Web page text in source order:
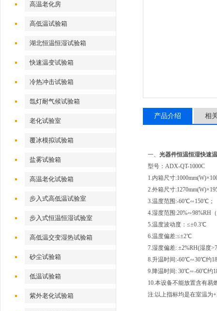
高温老化房
高低温试验箱
湖北恒温恒湿试验箱
快速温变试验箱
冷热冲击试验箱
氙灯耐气候试验箱
老化试验室
覆冰模拟试验箱
盐雾试验箱
高温老化试验箱
步入式高低温试验室
步入式恒温恒湿试验室
高低温交变湿热试验箱
砂尘试验箱
低温试验箱
紫外老化试验箱
产品介绍 相
一、 光器件恒温恒湿快速
型号：ADX-QT-1000C
1.内箱尺寸
2.外箱尺寸
3.温度范围:-60℃∽150℃；
4.湿度范围:20%∽98%RH
5.温度波动度：≤±0.3℃
6.温度偏差:≤±2℃
7.湿度偏差: ±2%RH(湿度
8.升温时间:-60℃∽30℃约
9.降温时间: 30℃∽-60℃约
10.本设备不能放置含有易
注:以上指标均是在室温为